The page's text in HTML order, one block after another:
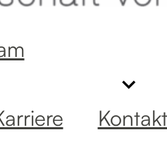
Kontakt